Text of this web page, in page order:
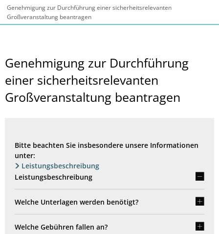
Genehmigung zur Durchführung einer sicherheitsrelevanten
Großveranstaltung beantragen
Genehmigung zur Durchführung
einer sicherheitsrelevanten
Großveranstaltung beantragen
Bitte beachten Sie insbesondere unsere Informationen
unter:
Leistungsbeschreibung
Leistungsbeschreibung
Welche Unterlagen werden benötigt?
Welche Gebühren fallen an?